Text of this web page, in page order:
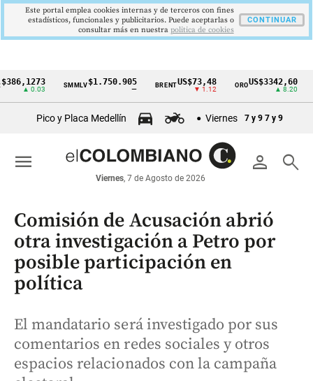
Cintillo
económicos
Colombia
0.03
SMMLV$1.750.905 BRENT US$73,48
▼ 1.12
ORO US$3342,60
Pico y Placa Medellín Viernes 7 y 9 7 y 9
person search
Viernes, 7 de Agosto de 2026
menu
Comisión de Acusación abrió
otra investigación a Petro por
posible participación en
política
El mandatario será investigado por sus
comentarios en redes sociales y otros
espacios relacionados con la campaña
Este portal emplea cookies internas y de terceros con fines
estadísticos, funcionales y publicitarios. Puede aceptarlas o
consultar más en nuestra politica de cookies
CONTINUAR